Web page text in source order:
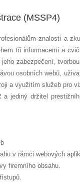
(MSSP4)
znalosti a
tří informacemi a
zabezpečení,
osobních webů,
a využitím služeb pro
jediný držitel
v rámci webových
firemního obsahu.